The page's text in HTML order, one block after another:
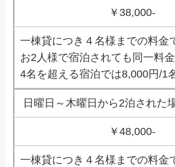
￥38,000-
一棟貸につき４名様までの料金
お2人様で宿泊されても同一料
4名を超える宿泊では8,000円/1
日曜日～木曜日から2泊された
￥48,000-
一棟貸につき４名様までの料金